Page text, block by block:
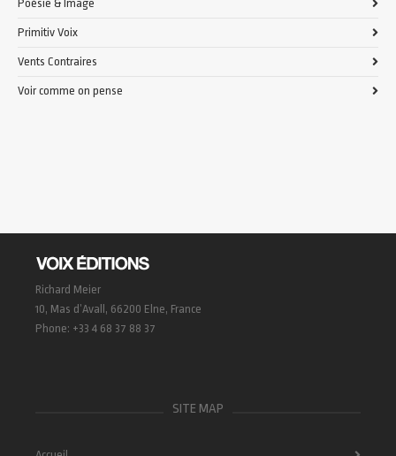
Poésie & Image
Primitiv Voix
Vents Contraires
Voir comme on pense
Richard Meier
10, Mas d’Avall, 66200 Elne, France
Phone: +33 4 68 37 88 37
SITE MAP